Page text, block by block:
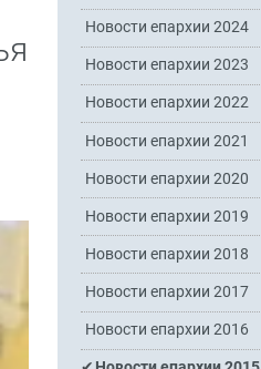
Новости епархии 2024
Новости епархии 2023
Новости епархии 2022
Новости епархии 2021
Новости епархии 2020
Новости епархии 2019
Новости епархии 2018
Новости епархии 2017
Новости епархии 2016